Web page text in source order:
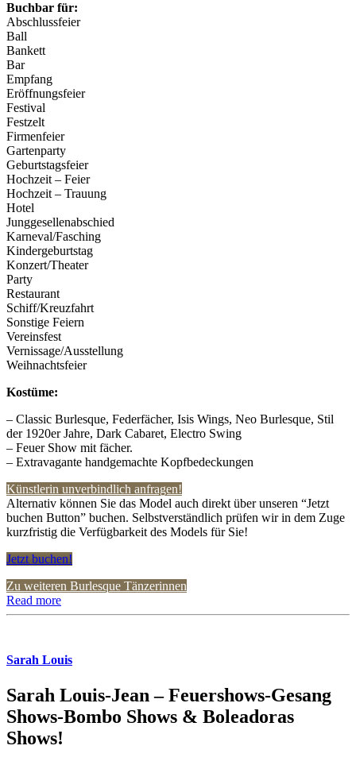
Buchbar für:
Abschlussfeier
Ball
Bankett
Bar
Empfang
Eröffnungsfeier
Festival
Festzelt
Firmenfeier
Gartenparty
Geburtstagsfeier
Hochzeit – Feier
Hochzeit – Trauung
Hotel
Junggesellenabschied
Karneval/Fasching
Kindergeburtstag
Konzert/Theater
Party
Restaurant
Schiff/Kreuzfahrt
Sonstige Feiern
Vereinsfest
Vernissage/Ausstellung
Weihnachtsfeier
Kostüme:
– Classic Burlesque, Federfächer, Isis Wings, Neo Burlesque, Stil
der 1920er Jahre, Dark Cabaret, Electro Swing
– Feuer Show mit fächer.
– Extravagante handgemachte Kopfbedeckungen
Künstlerin unverbindlich anfragen!
Alternativ können Sie das Model auch direkt über unseren “Jetzt
buchen Button” buchen. Selbstverständlich prüfen wir in dem Zuge
kurzfristig die Verfügbarkeit des Models für Sie!
Jetzt buchen!
Zu weiteren Burlesque Tänzerinnen
Read more
Sarah Louis
Sarah Louis-Jean – Feuershows-Gesang
Shows-Bombo Shows & Boleadoras
Shows!